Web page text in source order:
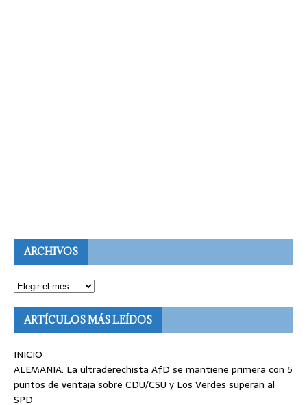
ARCHIVOS
ARTÍCULOS MÁS LEÍDOS
INICIO
ALEMANIA: La ultraderechista AfD se mantiene primera con 5
puntos de ventaja sobre CDU/CSU y Los Verdes superan al
SPD